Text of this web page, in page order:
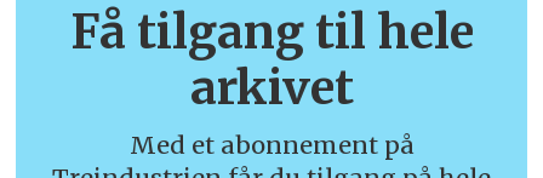
Få tilgang til hele
arkivet
Med et abonnement på